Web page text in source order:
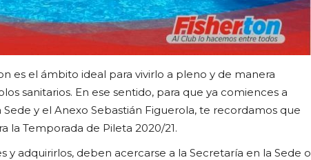
es el ámbito ideal para vivirlo a pleno y de manera
sanitarios. En ese sentido, para que ya comiences a
y el Anexo Sebastián Figuerola, te recordamos que
la Temporada de Pileta 2020/21.
y adquirirlos, deben acercarse a la Secretaría en la Sede o